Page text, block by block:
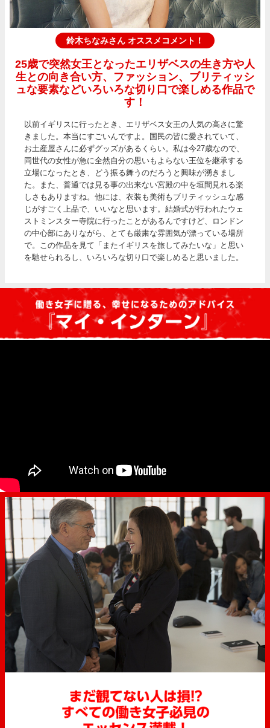
鈴木ちなみさん オススメコメント！
25歳で突然女王となったエリザベスの生き方や人
生との向き合い方、ファッション、ブリティッシ
ュな要素などいろいろな切り口で楽しめる作品で
す！
以前イギリスに行ったとき、エリザベス女王の人気の高さに驚
きました。本当にすごいんですよ。国民の皆に愛されていて、
お土産屋さんに必ずグッズがあるくらい。私は今27歳なので、
同世代の女性が急に全然自分の思いもよらない王位を継承する
立場になったとき、どう振る舞うのだろうと興味が湧きまし
た。また、普通では見る事の出来ない宮殿の中を垣間見れる楽
しさもありますね。他には、衣装も美術もブリティッシュな感
じがすごく上品で、いいなと思います。結婚式が行われたウェ
ストミンスター寺院に行ったことがあるんですけど、ロンドン
の中心部にありながら、とても厳粛な雰囲気が漂っている場所
で。この作品を見て「またイギリスを旅してみたいな」と思い
を馳せられるし、いろいろな切り口で楽しめると思いました。